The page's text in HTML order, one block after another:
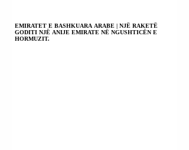
EMIRATET E BASHKUARA ARABE | NJË RAKETË
GODITI NJË ANIJE EMIRATE NË NGUSHTICËN E
HORMUZIT.